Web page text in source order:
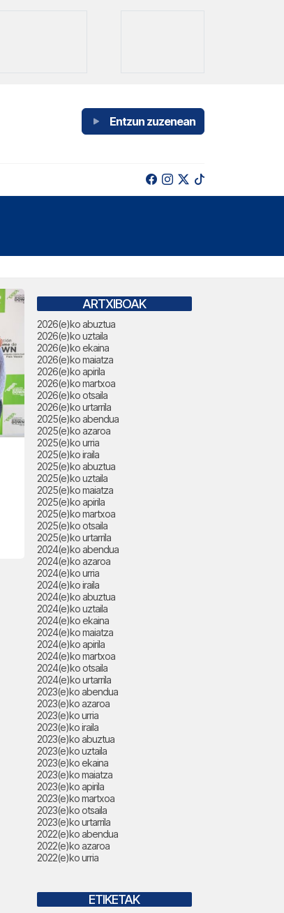
Entzun zuzenean
ARTXIBOAK
2026(e)ko abuztua
2026(e)ko uztaila
2026(e)ko ekaina
2026(e)ko maiatza
2026(e)ko apirila
2026(e)ko martxoa
2026(e)ko otsaila
2026(e)ko urtarrila
2025(e)ko abendua
2025(e)ko azaroa
2025(e)ko urria
2025(e)ko iraila
2025(e)ko abuztua
2025(e)ko uztaila
2025(e)ko maiatza
2025(e)ko apirila
2025(e)ko martxoa
2025(e)ko otsaila
2025(e)ko urtarrila
2024(e)ko abendua
2024(e)ko azaroa
2024(e)ko urria
2024(e)ko iraila
2024(e)ko abuztua
2024(e)ko uztaila
2024(e)ko ekaina
2024(e)ko maiatza
2024(e)ko apirila
2024(e)ko martxoa
2024(e)ko otsaila
2024(e)ko urtarrila
2023(e)ko abendua
2023(e)ko azaroa
2023(e)ko urria
2023(e)ko iraila
2023(e)ko abuztua
2023(e)ko uztaila
2023(e)ko ekaina
2023(e)ko maiatza
2023(e)ko apirila
2023(e)ko martxoa
2023(e)ko otsaila
2023(e)ko urtarrila
2022(e)ko abendua
2022(e)ko azaroa
2022(e)ko urria
ETIKETAK